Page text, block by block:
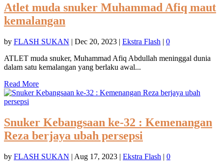
Atlet muda snuker Muhammad Afiq maut
kemalangan
by FLASH SUKAN | Dec 20, 2023 | Ekstra Flash | 0
ATLET muda snuker, Muhammad Afiq Abdullah meninggal dunia
dalam satu kemalangan yang berlaku awal...
Read More
Snuker Kebangsaan ke-32 : Kemenangan
Reza berjaya ubah persepsi
by FLASH SUKAN | Aug 17, 2023 | Ekstra Flash | 0